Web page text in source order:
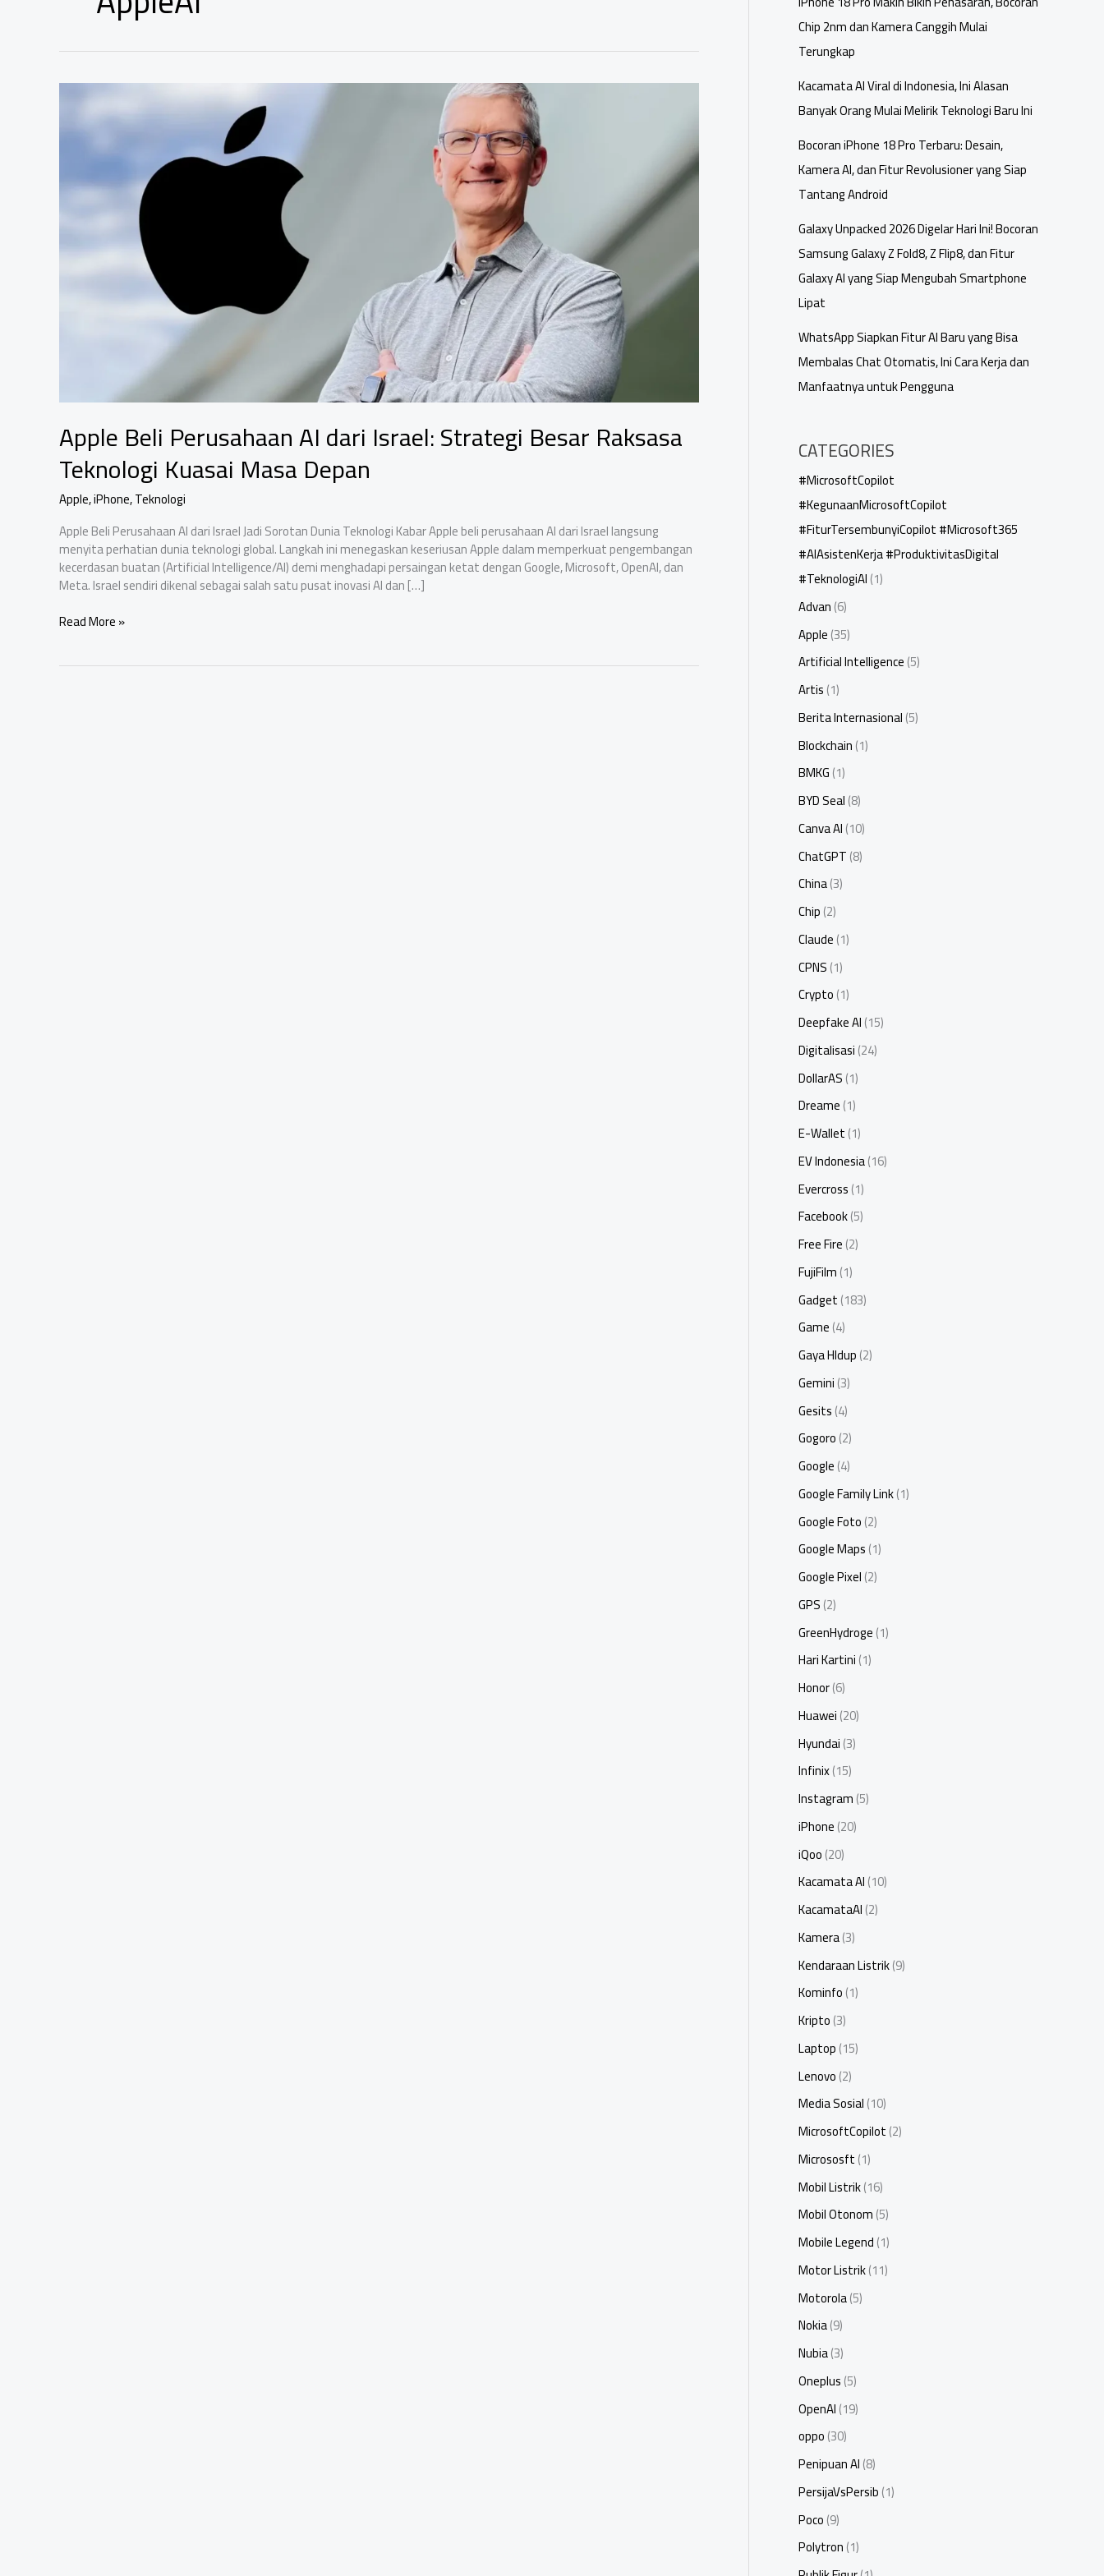
Apple Beli Perusahaan AI dari Israel: Strategi Besar Raksasa
Teknologi Kuasai Masa Depan
Apple,iPhone,Teknologi
Apple Beli Perusahaan AI dari Israel Jadi Sorotan Dunia Teknologi Kabar Apple beli perusahaan AI dari Israel langsung
menyita perhatian dunia teknologi global. Langkah ini menegaskan keseriusan Apple dalam memperkuat pengembangan
kecerdasan buatan (Artificial Intelligence/AI) demi menghadapi persaingan ketat dengan Google, Microsoft, OpenAI, dan
Meta. Israel sendiri dikenal sebagai salah satu pusat inovasi AI dan […]
Apple
Read More »
Chip 2nm dan Kamera Canggih Mulai
Terungkap
Kacamata AI Viral di Indonesia, Ini Alasan
Banyak Orang Mulai Melirik Teknologi Baru Ini
Bocoran iPhone 18 Pro Terbaru: Desain,
Kamera AI, dan Fitur Revolusioner yang Siap
Tantang Android
Galaxy Unpacked 2026 Digelar Hari Ini! Bocoran
Samsung Galaxy Z Fold8, Z Flip8, dan Fitur
Galaxy AI yang Siap Mengubah Smartphone
Lipat
WhatsApp Siapkan Fitur AI Baru yang Bisa
Membalas Chat Otomatis, Ini Cara Kerja dan
Manfaatnya untuk Pengguna
CATEGORIES
#MicrosoftCopilot
#KegunaanMicrosoftCopilot
#FiturTersembunyiCopilot #Microsoft365
#AIAsistenKerja #ProduktivitasDigital
#TeknologiAI(1)
Advan(6)
Apple(35)
Artificial Intelligence(5)
Artis(1)
Berita Internasional(5)
Blockchain(1)
BMKG(1)
BYD Seal(8)
Canva AI(10)
ChatGPT(8)
China(3)
Chip(2)
Claude(1)
CPNS(1)
Crypto(1)
Deepfake AI(15)
Digitalisasi(24)
DollarAS(1)
Dreame(1)
E-Wallet(1)
EV Indonesia(16)
Evercross(1)
Facebook(5)
Free Fire(2)
FujiFilm(1)
Gadget(183)
Game(4)
Gaya HIdup(2)
Gemini(3)
Gesits(4)
Gogoro(2)
Google(4)
Google Family Link(1)
Google Foto(2)
Google Maps(1)
Google Pixel(2)
GPS(2)
GreenHydroge(1)
Hari Kartini(1)
Honor(6)
Huawei(20)
Hyundai(3)
Infinix(15)
Instagram(5)
iPhone(20)
iQoo(20)
Kacamata AI(10)
KacamataAI(2)
Kamera(3)
Kendaraan Listrik(9)
Kominfo(1)
Kripto(3)
Laptop(15)
Lenovo(2)
Media Sosial(10)
MicrosoftCopilot(2)
Micrososft(1)
Mobil Listrik(16)
Mobil Otonom(5)
Mobile Legend(1)
Motor Listrik(11)
Motorola(5)
Nokia(9)
Nubia(3)
Oneplus(5)
OpenAI(19)
oppo(30)
Penipuan AI(8)
PersijaVsPersib(1)
Poco(9)
Polytron(1)